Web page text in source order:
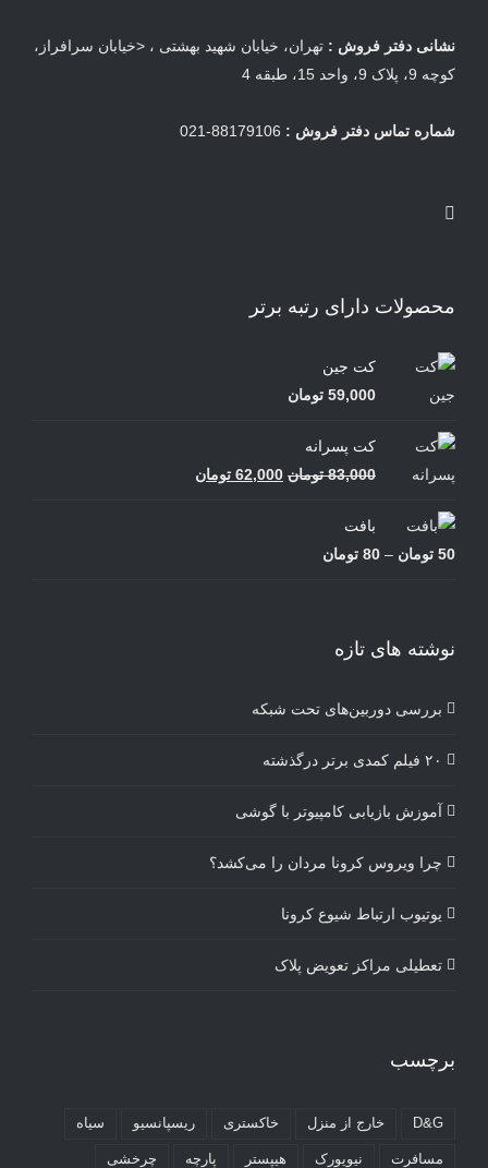
نشانی دفتر فروش : تهران، خیابان شهید بهشتی ، <خیابان سرافراز،
کوچه 9، پلاک 9، واحد 15، طبقه 4
شماره تماس دفتر فروش :
محصولات دارای رتبه برتر
کت جین
59,000 تومان
کت پسرانه
83,000 تومان قیمت
62,000 تومان
بافت
50 تومان –
80 تومان
نوشته های تازه
بررسی دوربین‌های تحت شبکه
۲۰ فیلم کمدی برتر درگذشته
آموزش بازیابی کامپیوتر با گوشی
چرا ویروس کرونا مردان را می‌کشد؟
یوتیوب ارتباط شیوع کرونا
تعطیلی مراکز تعویض پلاک
برچسب
D&G خارج از منزل خاکستری ریسپانسیو سیاه
مسافرت نیویورک هیپستر پارچه چرخشی